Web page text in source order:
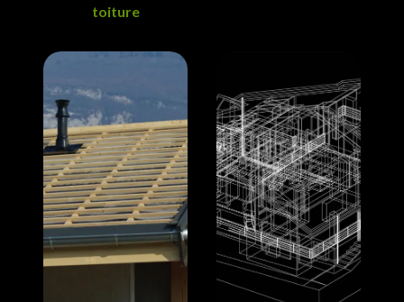
toiture